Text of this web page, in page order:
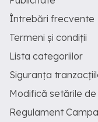
Întrebări frecvente
Termeni și condiții
Lista categoriilor
Siguranța
Modifică setările
Regulament